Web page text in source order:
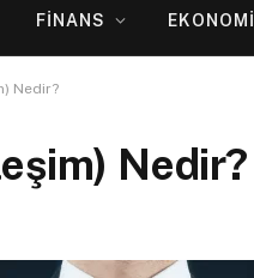
FINANS EKONOMI
Nedir?
Nedir?